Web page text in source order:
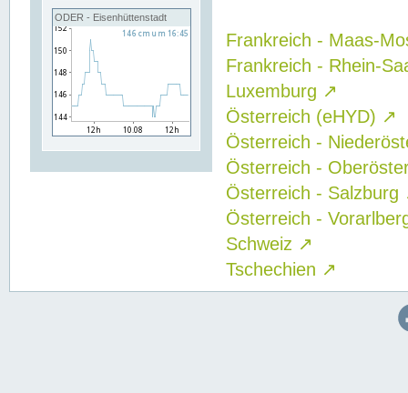
ODER - Eisenhüttenstadt
Frankreich - Maas-
Frankreich - Rhein-
Luxemburg ↗
Österreich (eHYD) ↗
Österreich -
Österreich -
Österreich - Salzburg
Österreich -
Schweiz ↗
Tschechien ↗